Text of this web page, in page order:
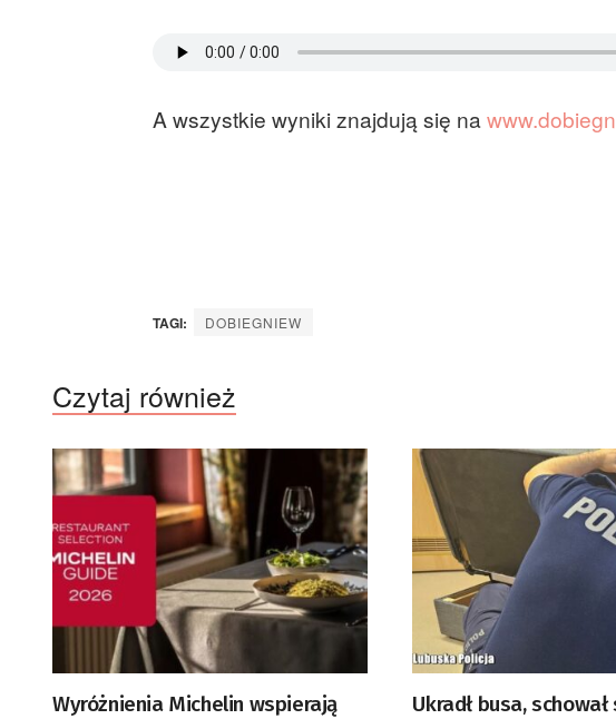
A wszystkie wyniki znajdują się na
TAGI: DOBIEGNIEW
Czytaj również
Wyróżnienia Michelin wspierają
Ukradł busa, schował